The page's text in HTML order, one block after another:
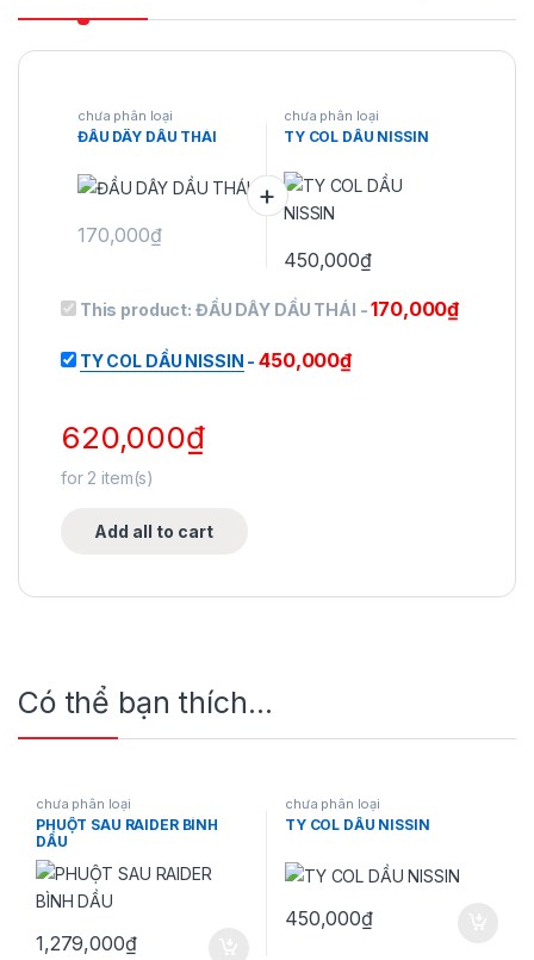
chưa phân loại
ĐẦU DÂY DẦU THÁI
170,000₫
Sản phẩm này có nhiều biến thể. Các tùy chọn có thể
chưa phân loại
TY COL DẦU NISSIN
450,000₫
This product: ĐẦU DÂY DẦU THÁI -170,000₫
TY COL DẦU NISSIN -450,000₫
620,000₫
for 2 item(s)
Add all to cart
Có thể bạn thích…
chưa phân loại
PHUỘT SAU RAIDER BÌNH
DẦU
1,279,000₫
chưa phân loại
TY COL DẦU NISSIN
450,000₫